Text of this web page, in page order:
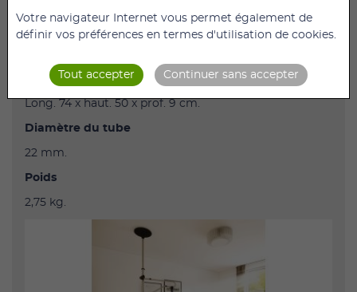
Poids maximum autorisé
Dimensions:
Long. 74 x haut. 50 x prof. 9 cm.
Diamètre du tube
22 mm.
Poids
2,75 kg.
Votre navigateur Internet vous permet également de
définir vos préférences en termes d'utilisation de cookies.
Tout accepter Continuer sans accepter